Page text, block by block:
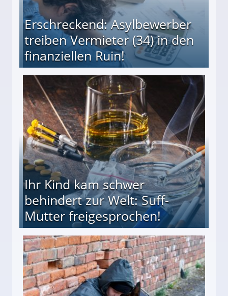
Erschreckend: Asylbewerber
treiben Vermieter (34) in den
finanziellen Ruin!
(34) in den finanziellen Ruin!
Ihr Kind kam schwer
behindert zur Welt: Suff-
Mutter freigesprochen!
Mutter freigesprochen!